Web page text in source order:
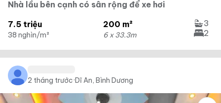
Nhà lầu bên cạnh có sân rộng để xe hơi
7.5 triệu
38 nghìn/m²
200 m²
6 x 33.3m
3
2
2 tháng trước·Dĩ An, Bình Dương